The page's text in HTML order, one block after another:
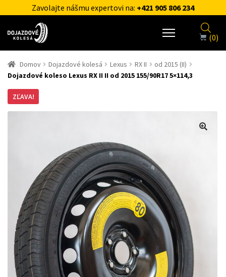
Zavolajte nášmu expertovi na: +421 905 806 234
(0)
Domov Dojazdové kolesá Lexus RX II
od 2015 (II)
Dojazdové koleso Lexus RX II II od 2015 155/90R17 5×114,3
ZĽAVA!